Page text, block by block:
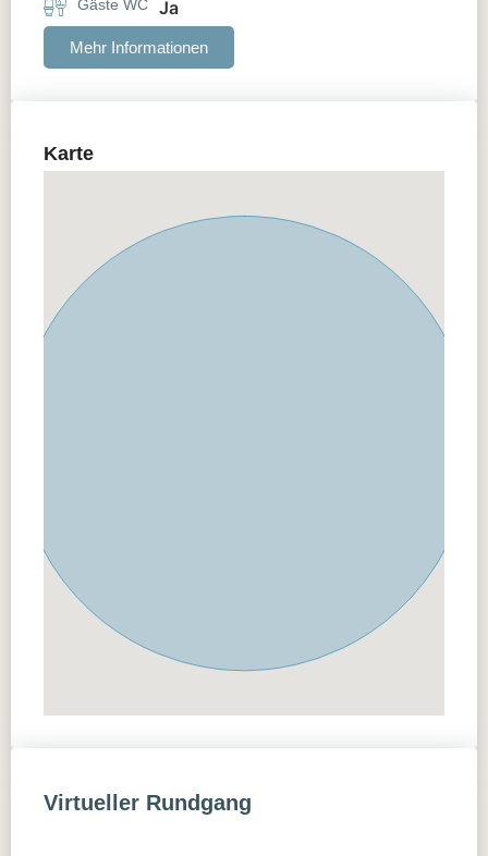
Gäste WC Ja
Mehr Informationen
Karte
Virtueller Rundgang